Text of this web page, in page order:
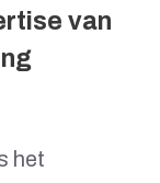
van
het